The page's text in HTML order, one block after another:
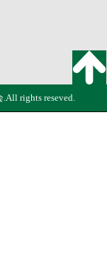
rights reseved.